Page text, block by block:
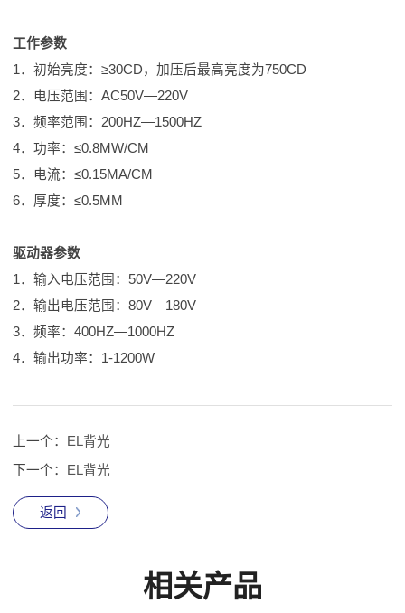
工作参数
1．初始亮度：≥30CD，加压后最高亮度为750CD
2．电压范围：AC50V—220V
3．频率范围：200HZ—1500HZ
4．功率：≤0.8MW/CM
5．电流：≤0.15MA/CM
6．厚度：≤0.5MM
驱动器参数
1．输入电压范围：50V—220V
2．输出电压范围：80V—180V
3．频率：400HZ—1000HZ
4．输出功率：1-1200W
上一个：
EL背光
下一个：
EL背光
返回
相关产品